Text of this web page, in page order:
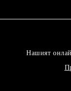
Нашият